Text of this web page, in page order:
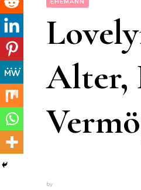
EHEMANN
Alter,
by